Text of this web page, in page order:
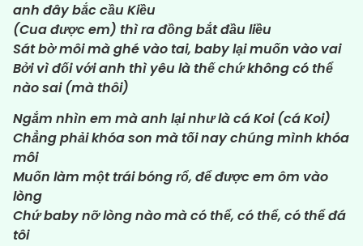
anh đây bắc cầu Kiều
(Cua được em) thì ra đồng bắt đầu liều
Sát bờ môi mà ghé vào tai, baby lại muốn vào vai
Bởi vì đối với anh thì yêu là thế chứ không có thể
nào sai (mà thôi)
Ngắm nhìn em mà anh lại như là cá Koi (cá Koi)
Chẳng phải khóa son mà tối nay chúng mình khóa
môi
Muốn làm một trái bóng rổ, để được em ôm vào
lòng
Chứ baby nỡ lòng nào mà có thể, có thể, có thể đá
tôi